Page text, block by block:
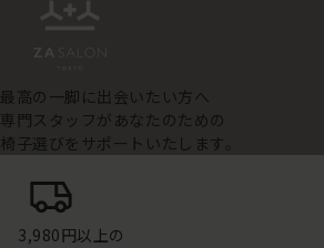
最高の一脚に出会いたい方へ
専門スタッフがあなたのための
椅子選びをサポートいたします。
3,980円以上の